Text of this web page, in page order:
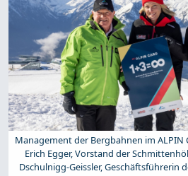
Management der Bergbahnen im ALPIN
Erich Egger, Vorstand der
Dschulnigg-Geissler, Geschäftsführerin